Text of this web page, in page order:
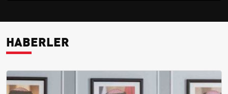
HABERLER